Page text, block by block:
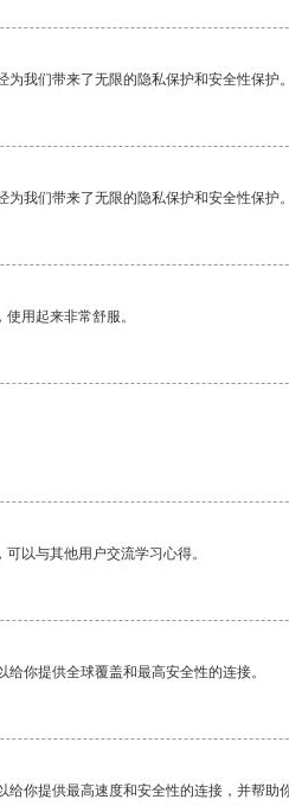
为我们带来了无限的隐私保护和安全性保护
为我们带来了无限的隐私保护和安全性保护
用起来非常舒服。
以与其他用户交流学习心得。
你提供全球覆盖和最高安全性的连接。
给你提供最高速度和安全性的连接，并帮助